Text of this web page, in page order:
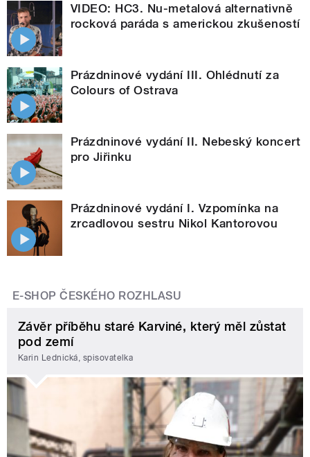
VIDEO: HC3. Nu-metalová alternativně
rocková paráda s americkou zkušeností
Prázdninové vydání III. Ohlédnutí za
Colours of Ostrava
Prázdninové vydání II. Nebeský koncert
pro Jiřinku
Prázdninové vydání I. Vzpomínka na
zrcadlovou sestru Nikol Kantorovou
E-SHOP ČESKÉHO ROZHLASU
Závěr příběhu staré Karviné, který měl zůstat
pod zemí
Karin Lednická, spisovatelka